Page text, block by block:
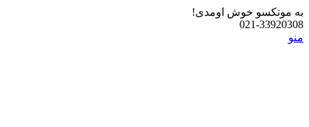
به موتکسو خوش اومدی!
021-33920308
منو